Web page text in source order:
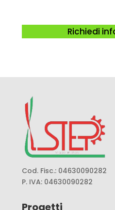
Richiedi
Cod. Fisc.: 04630090282
P. IVA: 04630090282
Progetti